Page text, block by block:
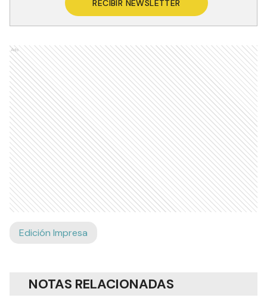
RECIBIR NEWSLETTER
Ads
Edición Impresa
NOTAS RELACIONADAS